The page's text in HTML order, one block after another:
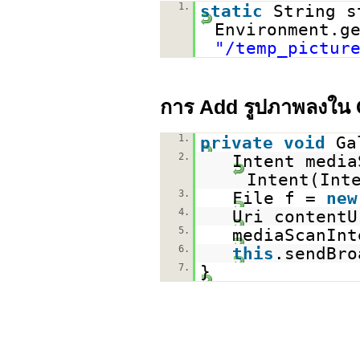
1. static
String
"/
การ Add รูปภาพลงใน
1. private void
2.
Intent
3. File f = new
4. Uri
5.
6. this
7. }